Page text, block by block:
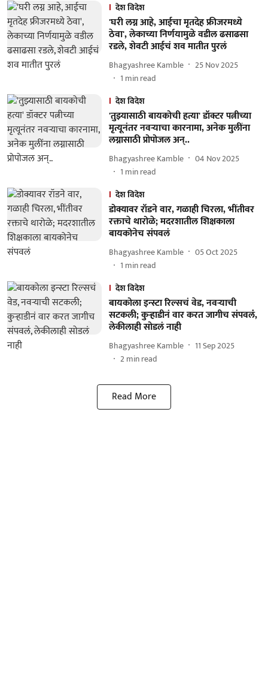
देश विदेश
'घरी लग्न आहे, आईचा मृतदेह फ्रीजरमध्ये
ठेवा', लेकाच्या निर्णयामुळे वडील ढसाढसा
रडले, शेवटी आईचं शव मातीत पुरलं
Bhagyashree Kamble
25 Nov 2025
1 min read
देश विदेश
'तुझ्यासाठी बायकोची हत्या' डॉक्टर पत्नीच्या
मृत्यूनंतर नवऱ्याचा कारनामा, अनेक मुलींना
लग्नासाठी प्रोपोजल अन्..
Bhagyashree Kamble
04 Nov 2025
1 min read
देश विदेश
डोक्यावर रॉडने वार, गळाही चिरला, भींतीवर
रक्ताचे थारोळे; मदरशातील शिक्षकाला
बायकोनेच संपवलं
Bhagyashree Kamble
05 Oct 2025
1 min read
देश विदेश
बायकोला इन्स्टा रिल्सचं वेड, नवऱ्याची
सटकली; कुऱ्हाडीनं वार करत जागीच संपवलंं,
लेकीलाही सोडलं नाही
Bhagyashree Kamble
11 Sep 2025
2min read
Read More